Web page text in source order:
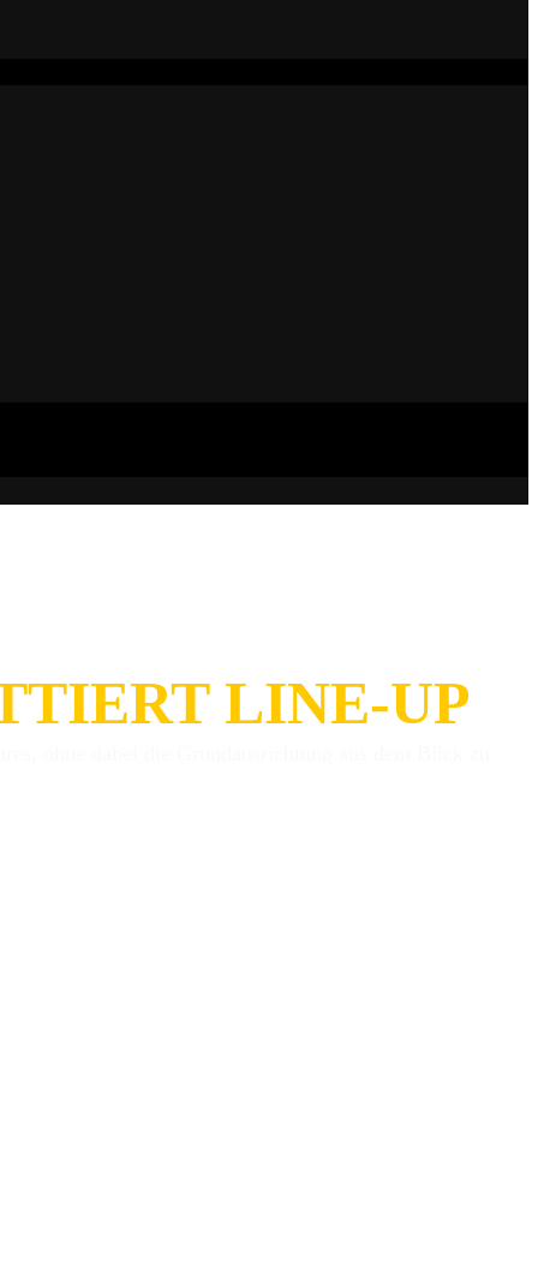
LINE-UP